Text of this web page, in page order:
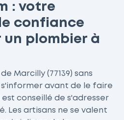
: votre
confiance
plombier à
Marcilly (77139) sans
avant de le faire
conseillé de s'adresser
Les artisans ne se valent